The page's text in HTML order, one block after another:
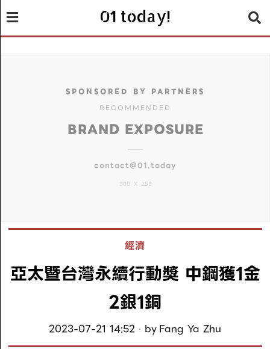
01 today!
SPONSORED BY PARTNERS
RECOMMENDED
BRAND EXPOSURE
contact@01.today
300 X 250
經濟
亞太暨台灣永續行動獎 中鋼獲1金
2銀1銅
2023-07-21 14:52 by Fang Ya Zhu